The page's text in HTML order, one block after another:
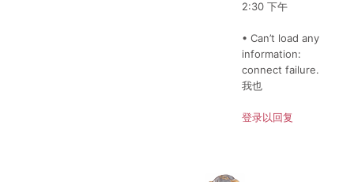
2:30 下午
• Can’t load any
information:
connect failure.
我也
登录以回复